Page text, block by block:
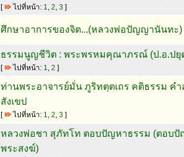
[ ไปที่หน้า: 1, 2, 3 ]
ศึกษาอาการของจิต...(หลวงพ่อปัญญานันทะ)
ธรรมนูญชีวิต : พระพรหมคุณาภรณ์ (ป.อ.ปยุ
[ ไปที่หน้า: 1, 2 ]
ท่านพระอาจารย์มั่น ภูริทตฺตเถร คติธรรม ค
สังเขป
[ ไปที่หน้า: 1, 2, 3]
หลวงพ่อชา สุภัทโท ตอบปัญหาธรรม (ตอบปั
พระสงฆ์)